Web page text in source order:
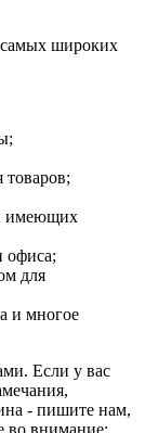
широких
товаров;
имеющих
офиса;
для
и многое
Если у вас
- пишите нам,